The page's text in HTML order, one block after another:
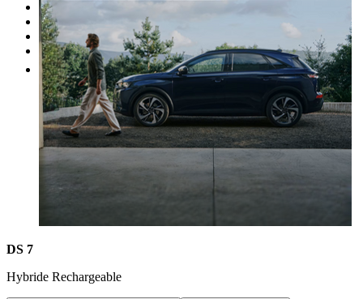
Reprise
Professionnel
Nous rejoindre
Plus
DS 7
Hybride Rechargeable